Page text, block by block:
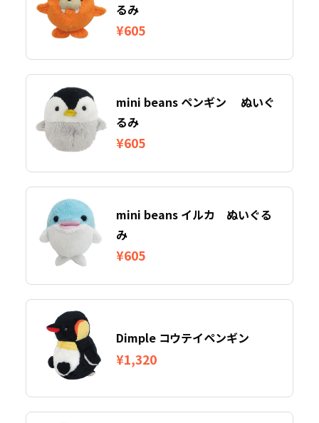
るみ
¥605
mini beans ペンギン ぬいぐ
るみ
¥605
mini beans イルカ ぬいぐる
み
¥605
Dimple コウテイペンギン
¥1,320